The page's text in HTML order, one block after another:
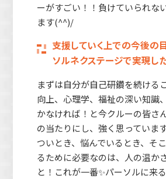
ーがすごい！！負けていられな
ます(^^)/
支援していく上での今後の
ソルネクステージで実現し
まずは自分が自己研鑽を続ける
向上、心理学、福祉の深い知識
かなければ！と今クルーの皆さ
の当たりにし、強く思っていま
ついとき、悩んでいるとき、そ
るために必要なのは、人の温か
と！これが一番✨パーソルに来